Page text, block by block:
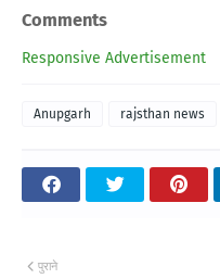
Comments
Responsive Advertisement
Anupgarh rajsthan news
पुराने